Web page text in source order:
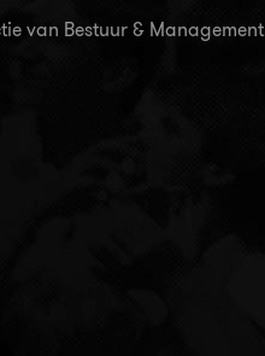
van Bestuur & Management